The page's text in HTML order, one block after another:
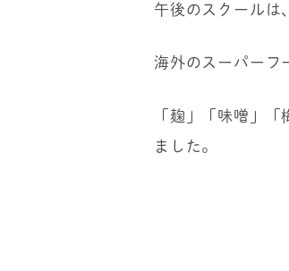
午後のスクールは
海外のスーパーフ
「麹」「味噌」
ました。